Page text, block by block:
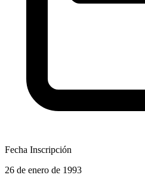
Fecha Inscripción
26 de enero de 1993